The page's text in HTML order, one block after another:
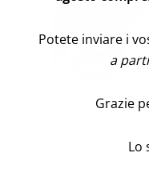
CONFEZIONE 10 PZ
Potete inviare i
a
Grazie
Lo